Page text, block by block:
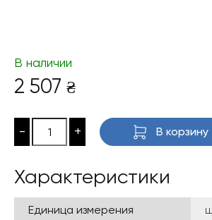
В наличии
2 507 ₴
- + В корзину
Характеристики
Единица измерения